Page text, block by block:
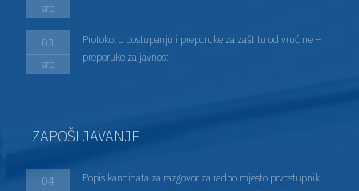
srp
03
srp
Protokol o postupanju i preporuke za zaštitu od vrućine –
preporuke za javnost
ZAPOŠLJAVANJE
04
Popis kandidata za razgovor za radno mjesto prvostupnik